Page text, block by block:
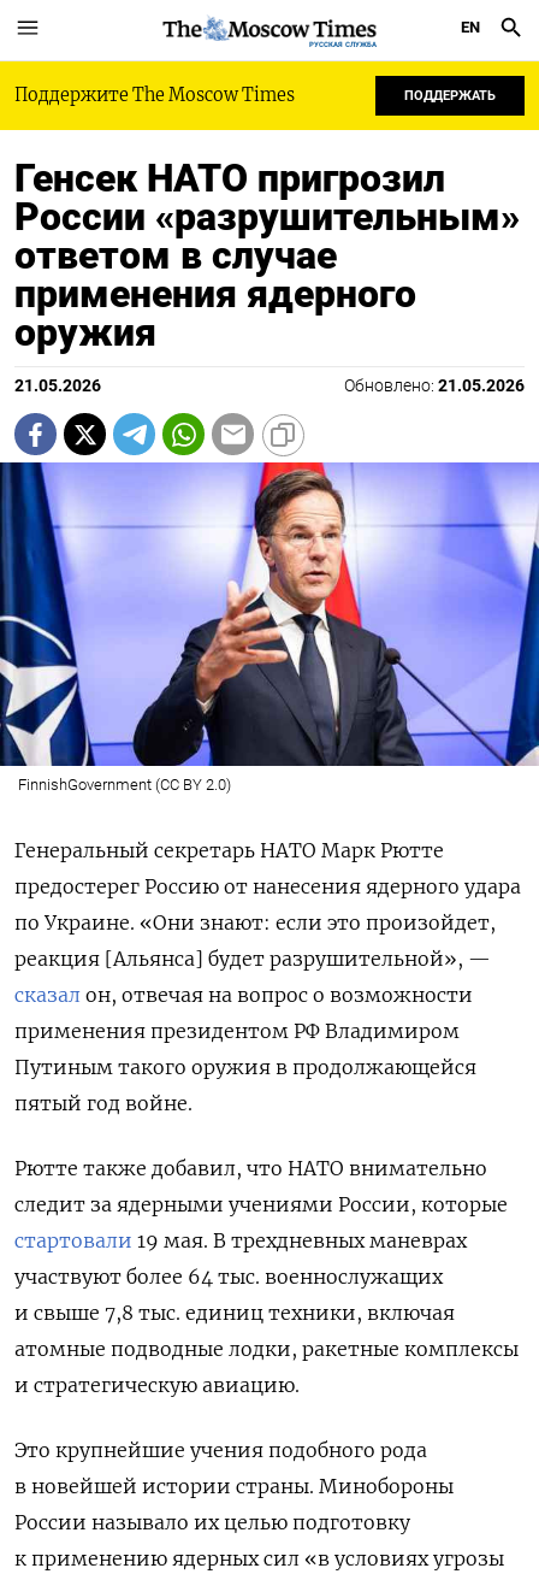
РУССКАЯ СЛУЖБА
EN
Поддержите The Moscow Times ПОДДЕРЖАТЬ
Генсек НАТО пригрозил
России «разрушительным»
ответом в случае
применения ядерного
оружия
21.05.2026 Обновлено: 21.05.2026
FinnishGovernment (CC BY 2.0)
Генеральный секретарь НАТО Марк Рютте
предостерег Россию от нанесения ядерного удара
по Украине. «Они знают: если это произойдет,
реакция [Альянса] будет разрушительной», —
сказал он, отвечая на вопрос о возможности
применения президентом РФ Владимиром
Путиным такого оружия в продолжающейся
пятый год войне.
Рютте также добавил, что НАТО внимательно
следит за ядерными учениями России, которые
стартовали 19 мая. В трехдневных маневрах
участвуют более 64 тыс. военнослужащих
и свыше 7,8 тыс. единиц техники, включая
атомные подводные лодки, ракетные комплексы
и стратегическую авиацию.
Это крупнейшие учения подобного рода
в новейшей истории страны. Минобороны
России называло их целью подготовку
к применению ядерных сил «в условиях угрозы